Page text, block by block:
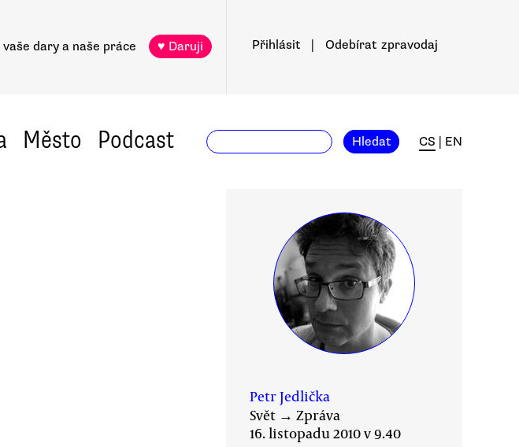
dary a naše práce ♥ Daruji Přihlásit Odebírat zpravodaj
Město Podcast Hledat CS EN
Petr Jedlička
Svět → Zpráva
16. listopadu 2010 v 9.40